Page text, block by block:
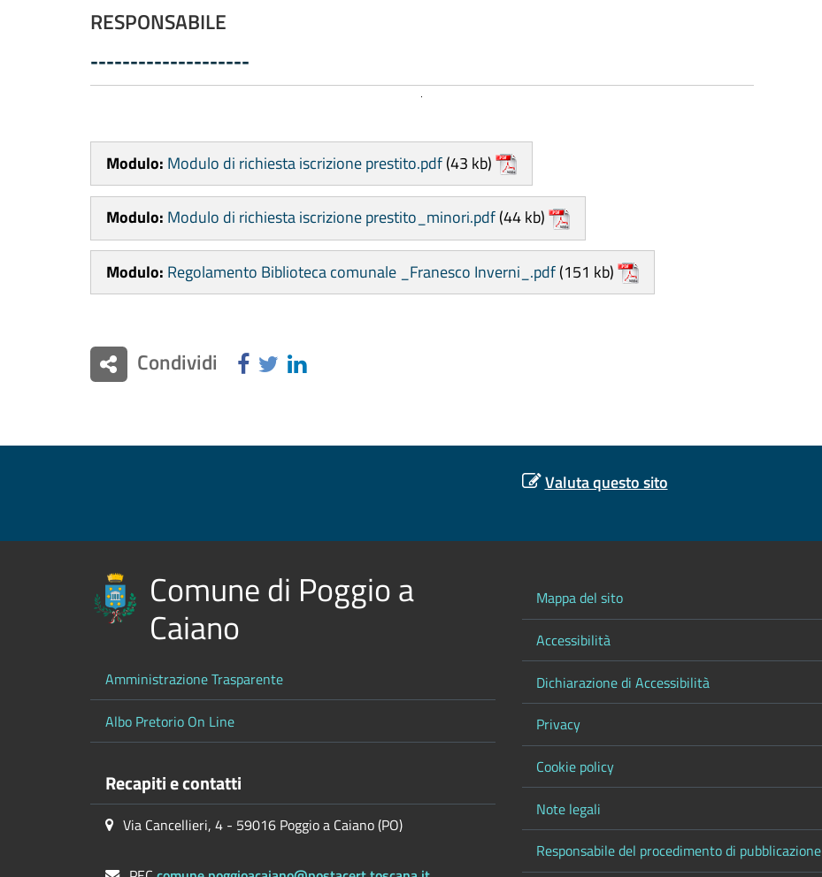
RESPONSABILE
--------------------
Modulo: Modulo di richiesta iscrizione prestito.pdf(43 kb)
Modulo: Modulo di richiesta iscrizione prestito_minori.pdf(44 kb)
Modulo: Regolamento Biblioteca comunale _Franesco Inverni_.pdf(151 kb)
Condividi
Valuta questo sito
Comune di Poggio a
Caiano
Amministrazione Trasparente
Albo Pretorio On Line
Recapiti e contatti
Via Cancellieri, 4 - 59016 Poggio a Caiano (PO)
Mappa del sito
Accessibilità
Dichiarazione di Accessibilità
Privacy
Cookie policy
Note legali
Responsabile del procedimento di pubblicazione